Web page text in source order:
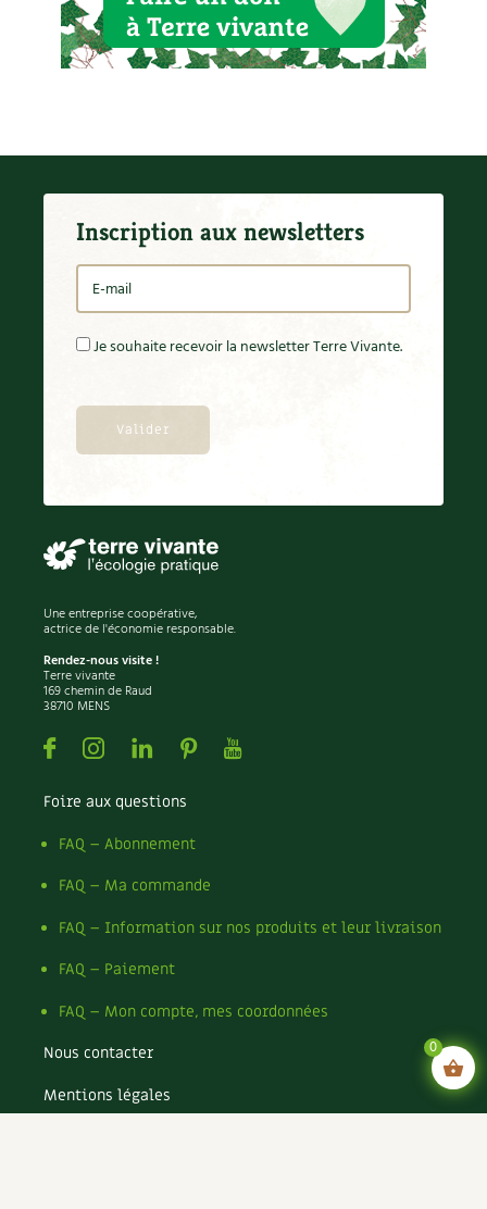
Inscription aux newsletters
Je souhaite recevoir la newsletter Terre Vivante.
Une entreprise coopérative,
actrice de l'économie responsable.
Rendez-nous visite !
Terre vivante
169 chemin de Raud
38710 MENS
FacebookInstagramLinkedin
PinterestYoutube
Foire aux questions
FAQ – Abonnement
FAQ – Ma commande
FAQ – Information sur nos produits et leur livraison
FAQ – Paiement
FAQ – Mon compte, mes coordonnées
Nous contacter
Mentions légales
0